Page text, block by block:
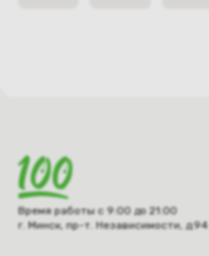
Время работы с 9:00 до 21:00
г. Минск, пр-т. Независимости, д.94